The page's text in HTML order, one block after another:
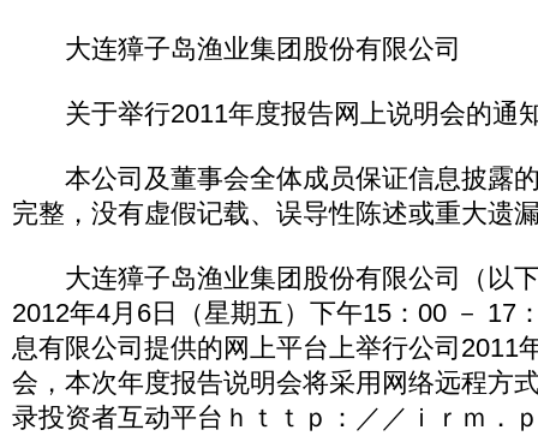
大连獐子岛渔业集团股份有限公司
关于举行2011年度报告网上说明会的通
本公司及董事会全体成员保证信息披露
完整，没有虚假记载、误导性陈述或重大遗
大连獐子岛渔业集团股份有限公司（以下
2012年4月6日（星期五）下午15：00 － 17
息有限公司提供的网上平台上举行公司2011
会，本次年度报告说明会将采用网络远程方
录投资者互动平台ｈｔｔｐ：／／ｉｒｍ．